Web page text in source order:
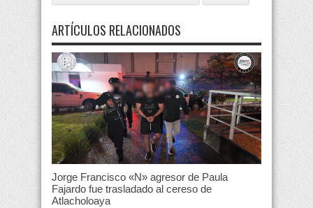
ARTÍCULOS RELACIONADOS
Jorge Francisco «N» agresor de Paula
Fajardo fue trasladado al cereso de
Atlacholoaya